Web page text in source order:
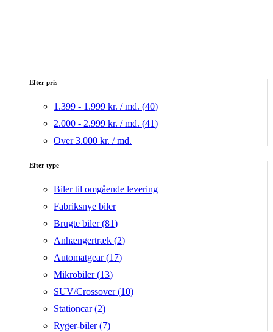
Efter pris
1.399 - 1.999 kr. / md. (40)
2.000 - 2.999 kr. / md. (41)
Over 3.000 kr. / md.
Efter type
Biler til omgående levering
Fabriksnye biler
Brugte biler (81)
Anhængertræk (2)
Automatgear (17)
Mikrobiler (13)
SUV/Crossover (10)
Stationcar (2)
Ryger-biler (7)